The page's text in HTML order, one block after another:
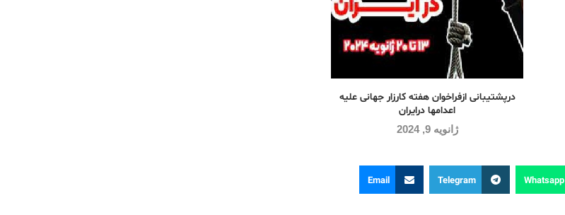
درپشتیبانی ازفراخوان هفته کارزار جهانی علیه
اعدامها درایران
ژانویه 9, 2024
Whatsapp
Telegram
Email